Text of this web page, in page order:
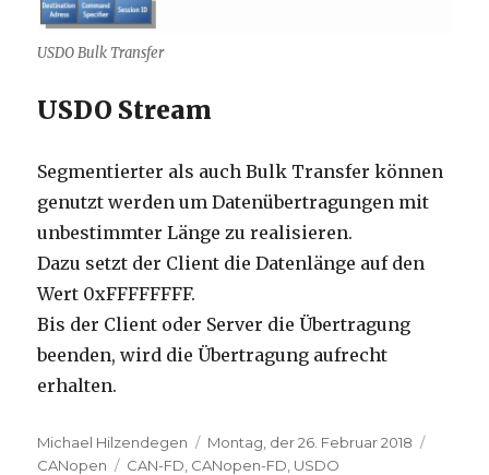
USDO Bulk Transfer
USDO Stream
Segmentierter als auch Bulk Transfer können
genutzt werden um Datenübertragungen mit
unbestimmter Länge zu realisieren.
Dazu setzt der Client die Datenlänge auf den
Wert 0xFFFFFFFF.
Bis der Client oder Server die Übertragung
beenden, wird die Übertragung aufrecht
erhalten.
Autor
Michael Hilzendegen
Veröffentlicht
am
Montag, der 26. Februar 2018
CANopen
Schlagwörter
CAN-FD CANopen-FD USDO